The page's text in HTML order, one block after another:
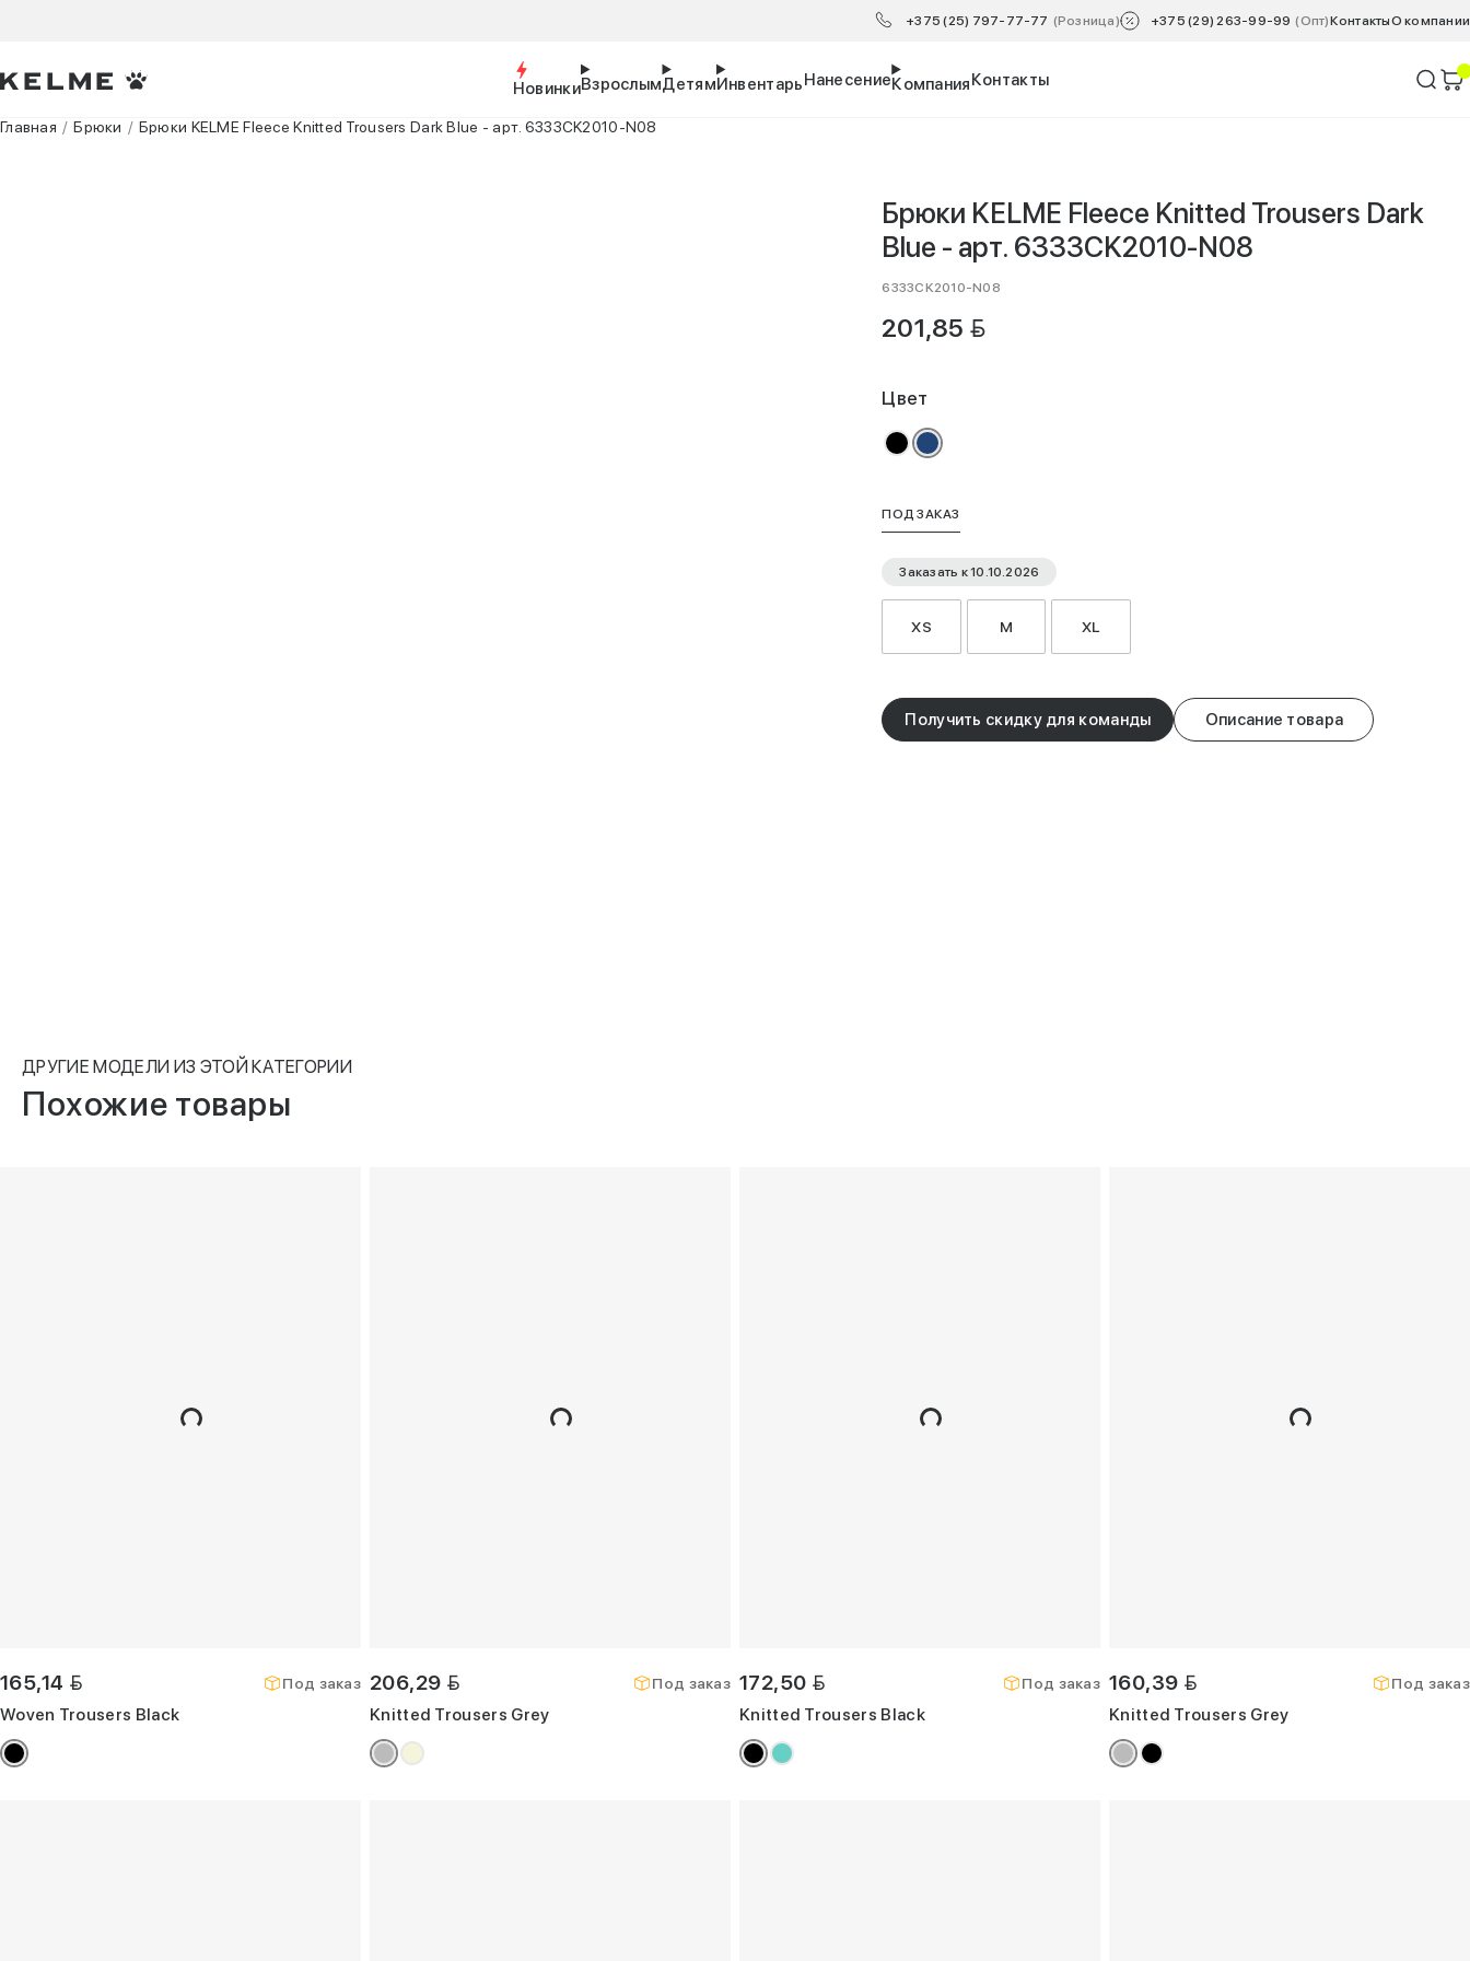
+375 (25) 797-77-77 (Розница) +375 (29) 263-99-99 (Опт)КонтактыO компании
НовинкиВзрослымДетямИнвентарьНанесениеКомпанияКонтакты
Главная Брюки Брюки KELME Fleece Knitted Trousers Dark Blue - арт. 6333CK2010-N08
Брюки KELME Fleece Knitted Trousers Dark
Blue - арт. 6333CK2010-N08
6333CK2010-N08
201,85 BYN
Цвет
ПОД ЗАКАЗ
Заказать к10.10.2026
XS M XL
Получить скидку для команды Описание товара
ДРУГИЕ МОДЕЛИ ИЗ ЭТОЙ КАТЕГОРИИ
Похожие товары
165,14 BYN Под заказ
Woven Trousers Black
206,29 BYN Под заказ
Knitted Trousers Grey
172,50 BYN Под заказ
Knitted Trousers Black
160,39 BYN Под заказ
Knitted Trousers Grey